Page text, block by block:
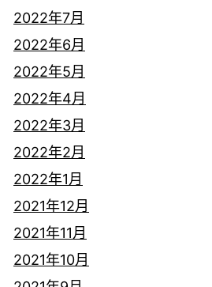
2022年7月
2022年6月
2022年5月
2022年4月
2022年3月
2022年2月
2022年1月
2021年12月
2021年11月
2021年10月